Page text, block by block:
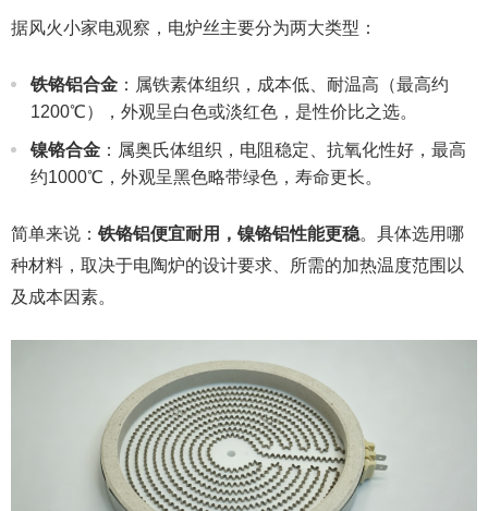
据风火小家电观察，电炉丝主要分为两大类型：
铁铬铝合金 ：属铁素体组织，成本低、耐温高（最高约
1200℃），外观呈白色或淡红色，是性价比之选。
镍铬合金 ：属奥氏体组织，电阻稳定、抗氧化性好，最高
约1000℃，外观呈黑色略带绿色，寿命更长。
简单来说： 铁铬铝便宜耐用，镍铬铝性能更稳。具体选用哪
种材料，取决于电陶炉的设计要求、所需的加热温度范围以
及成本因素。